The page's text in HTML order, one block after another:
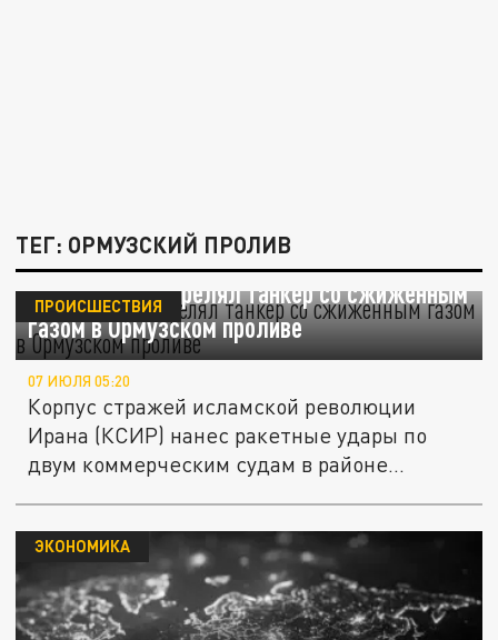
ТЕГ: ОРМУЗСКИЙ ПРОЛИВ
WSJ: Иран обстрелял танкер со сжиженным
газом в Ормузском проливе
ПРОИСШЕСТВИЯ
07 ИЮЛЯ 05:20
Корпус стражей исламской революции
Ирана (КСИР) нанес ракетные удары по
двум коммерческим судам в районе...
ЭКОНОМИКА